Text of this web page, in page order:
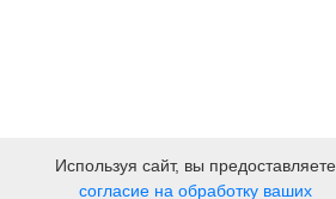
Используя сайт, вы предоставляете
согласие на обработку ваших